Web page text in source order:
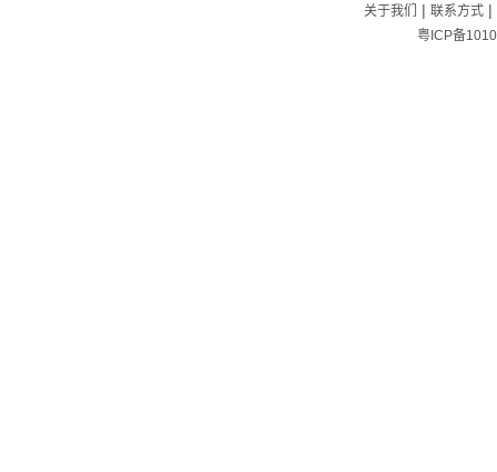
关于我们 | 联系方式|
粤ICP备